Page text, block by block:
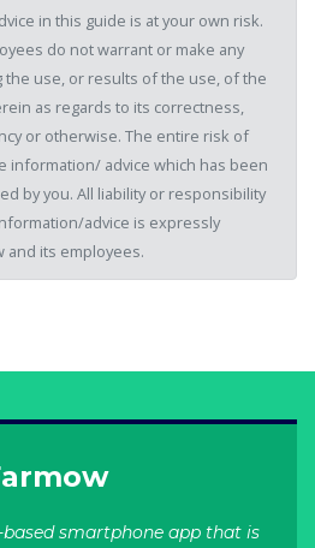
in this guide is at your own risk.
do not warrant or make any
use, or results of the use, of the
as regards to its correctness,
or otherwise. The entire risk of
information/ advice which has been
by you. All liability or responsibility
advice is expressly
and its employees.
smartphone app that is